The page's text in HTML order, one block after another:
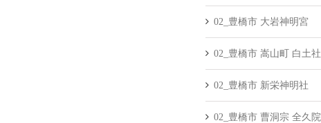
02_豊橋市 大岩神明宮
02_豊橋市 嵩山町 白土社
02_豊橋市 新栄神明社
02_豊橋市 曹洞宗 全久院